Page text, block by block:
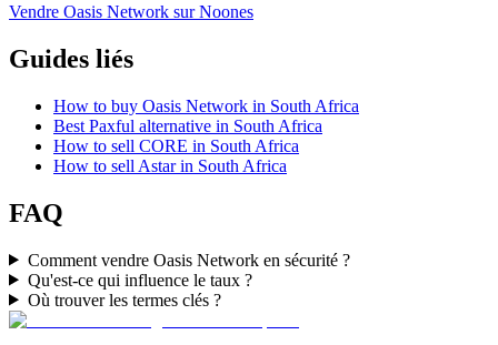
Vendre Oasis Network sur Noones
Guides liés
How to buy Oasis Network in South Africa
Best Paxful alternative in South Africa
How to sell CORE in South Africa
How to sell Astar in South Africa
FAQ
Comment vendre Oasis Network en sécurité ?
Qu'est-ce qui influence le taux ?
Où trouver les termes clés ?